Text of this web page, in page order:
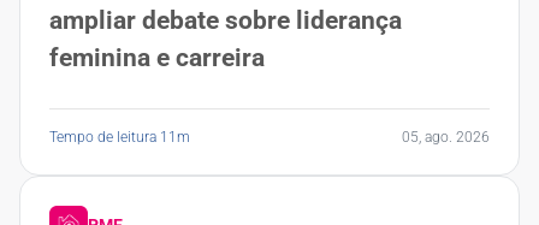
ampliar debate sobre liderança
feminina e carreira
Tempo de leitura 11m 05, ago. 2026